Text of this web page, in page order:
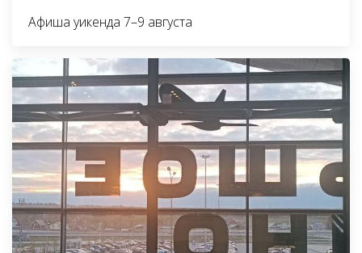
Афиша уикенда 7–9 августа